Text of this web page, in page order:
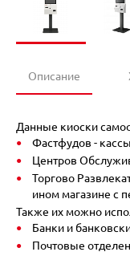
Описание
Данные киоски
Фастфудов -
Центров
Торгово
ином магазине с
Также их можно
Банки и
Почтовые